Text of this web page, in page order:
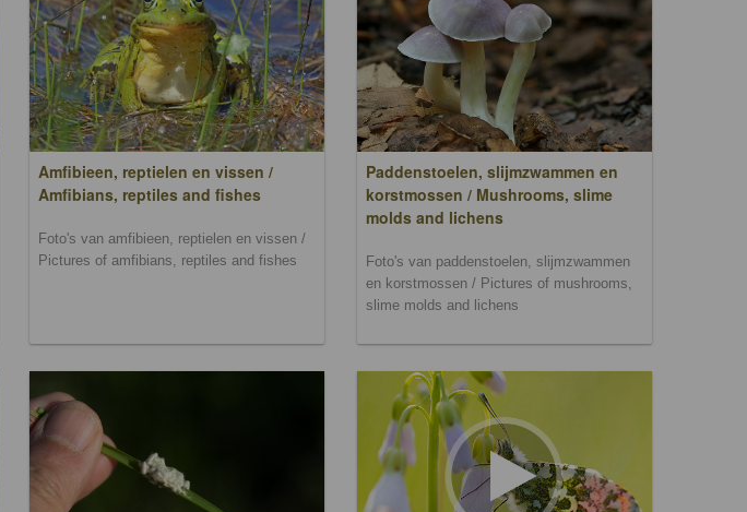
Amfibieen, reptielen en vissen /
Amfibians, reptiles and fishes
Foto's van amfibieen, reptielen en vissen /
Pictures of amfibians, reptiles and fishes
Paddenstoelen, slijmzwammen en
korstmossen / Mushrooms, slime
molds and lichens
Foto's van paddenstoelen, slijmzwammen
en korstmossen / Pictures of mushrooms,
slime molds and lichens